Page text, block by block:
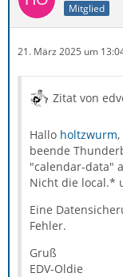
Mitglied
21. März 2025 um
Zitat von
Hallo holtzwurm,
beende
"calendar-data"
Nicht die local.*
Eine
Fehler.
Gruß
EDV-Oldie